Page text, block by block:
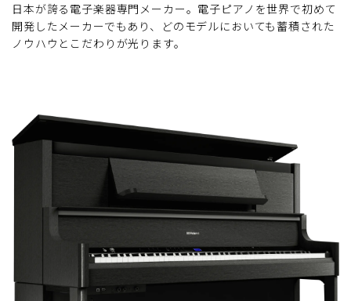
日本が誇る電子楽器専門メーカー。電子ピアノを世界で初めて
開発したメーカーでもあり、どのモデルにおいても蓄積された
ノウハウとこだわりが光ります。